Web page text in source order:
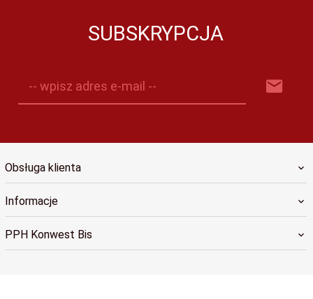
SUBSKRYPCJA
-- wpisz adres e-mail --
Obsługa klienta
Informacje
PPH Konwest Bis